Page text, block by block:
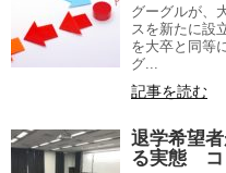
グーグルが、
スを新たに設
を大卒と同等
グ...
記事を読む
退学希望
る実態 コ